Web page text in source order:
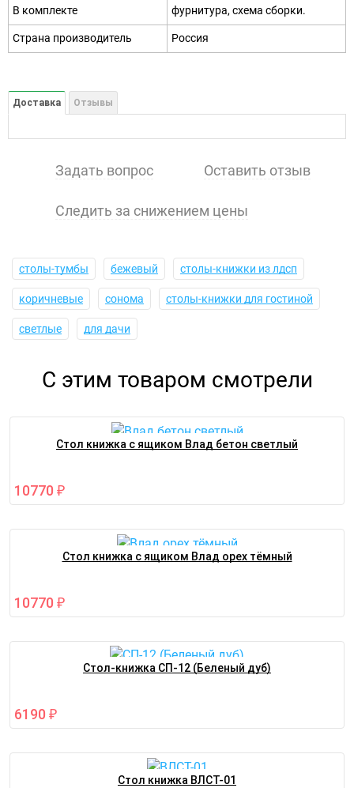
В комплекте фурнитура, схема сборки.
Страна производитель Россия
Доставка Отзывы
Задать вопрос Оставить отзыв
Следить за снижением цены
столы-тумбы бежевый столы-книжки из лдсп
коричневые сонома столы-книжки для гостиной
светлые для дачи
С этим товаром смотрели
Стол книжка с ящиком Влад бетон светлый
10770 ₽
Стол книжка с ящиком Влад орех тёмный
10770 ₽
Стол-книжка СП-12 (Беленый дуб)
6190 ₽
Стол книжка ВЛСТ-01